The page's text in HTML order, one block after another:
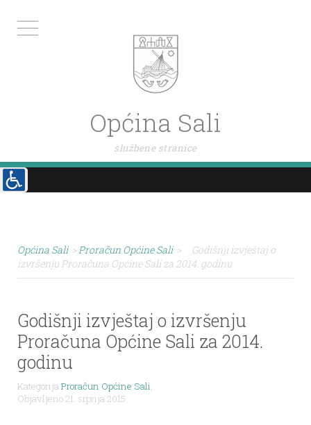
Općina Sali
službene stranice
Općina Sali > Proračun Općine Sali >
Godišnji izvještaj o
izvršenju Proračuna Općine Sali za 2014. godinu
Godišnji izvještaj o izvršenju
Proračuna Općine Sali za 2014.
godinu
KategorijaProračun Općine Sali,
Objavljeno 21. srpnja 2015.